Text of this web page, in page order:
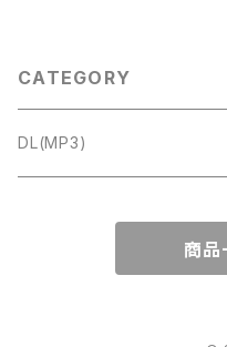
CATEGORY
DL(MP3)
商品